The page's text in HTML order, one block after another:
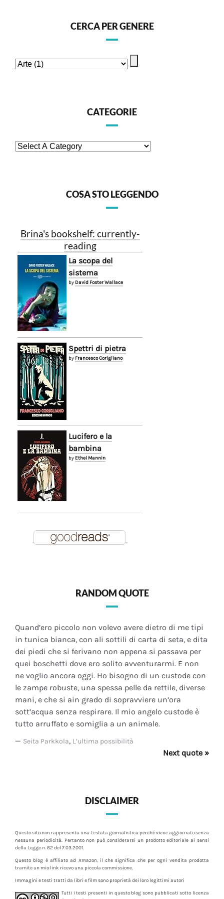
CERCA PER GENERE
CATEGORIE
COSA STO LEGGENDO
Brina's bookshelf: currently-
reading
La scopa del
sistema
by David Foster Wallace
Spettri di pietra
by Francesco Corigliano
Lucifero e la
bambina
by Ethel Mannin
RANDOM QUOTE
Quand’ero piccolo non volevo avere dietro di me tipi
in tunica bianca, con ali sottili di carta di seta, e dita
dei piedi che si ferivano non appena si passava per
quei boschetti dove ero solito avventurarmi. E non
ne voglio ancora oggi. Ho bisogno di un custode con
le zampe robuste, una spessa pelle da rettile, diverse
mani, e che si ain grado di sopravviere un’ora
sott’acqua senza respirare. Il mio angelo custode è
tutto arruffato e somiglia a un animale.
— Seita Parkkola, L’ultima possibilità
Next quote »
DISCLAIMER
Questo sito non rappresenta una testata giornalistica perché viene aggiornato senza
nessuna periodicità. Pertanto non può considerarsi un prodotto editoriale ai sensi
della Legge n. 62 del 7.03.2001.
Questo blog è affiliato ad Amazon, il che significa che per ogni vendita prodotta
tramite un mio link ricevo una piccola commissione.
Immagini e testi tratti da libri e film sono proprietà dei loro legittimi autori
Tutti i testi presenti in questo blog sono pubblicati sotto licenza